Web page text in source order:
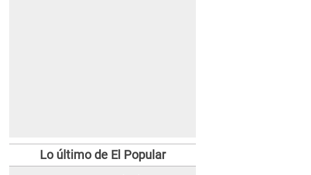
Lo último de El Popular